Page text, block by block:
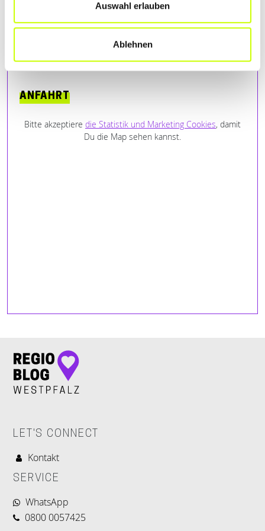
Auswahl erlauben
Ablehnen
ANFAHRT
Bitte akzeptiere die Statistik und Marketing Cookies, damit
Du die Map sehen kannst.
LET'S CONNECT
Kontakt
SERVICE
WhatsApp
0800 0057425